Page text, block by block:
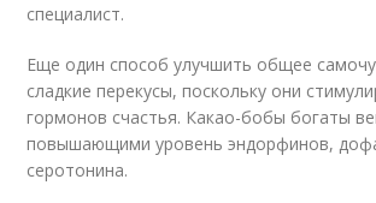
специалист.
Еще один способ улучшить общее
сладкие перекусы, поскольку они
гормонов счастья. Какао-бобы богаты
повышающими уровень эндорфинов,
серотонина.